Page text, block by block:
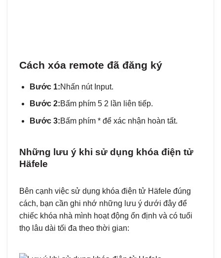
Cách xóa remote đã đăng ký
Bước 1:Nhấn nút Input.
Bước 2:Bấm phím 5 2 lần liên tiếp.
Bước 3:Bấm phím * để xác nhận hoàn tất.
Những lưu ý khi sử dụng khóa điện tử
Häfele
Bên cạnh việc sử dụng khóa điện tử Häfele đúng
cách, bạn cần ghi nhớ những lưu ý dưới đây để
chiếc khóa nhà mình hoạt động ổn định và có tuổi
thọ lâu dài tối đa theo thời gian: